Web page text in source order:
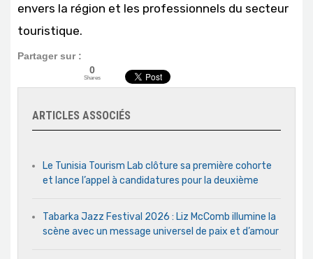
envers la région et les professionnels du secteur
touristique.
Partager sur :
0
Shares
ARTICLES ASSOCIÉS
Le Tunisia Tourism Lab clôture sa première cohorte
et lance l’appel à candidatures pour la deuxième
Tabarka Jazz Festival 2026 : Liz McComb illumine la
scène avec un message universel de paix et d’amour